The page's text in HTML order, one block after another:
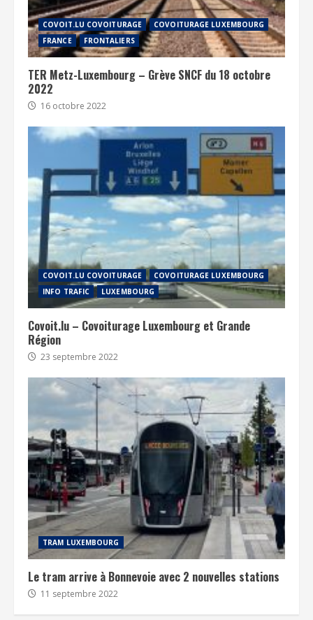
COVOIT.LU COVOITURAGE
COVOITURAGE LUXEMBOURG
FRANCE
FRONTALIERS
TER Metz-Luxembourg – Grève SNCF du 18 octobre
2022
16 octobre 2022
COVOIT.LU COVOITURAGE
COVOITURAGE LUXEMBOURG
INFO TRAFIC
LUXEMBOURG
Covoit.lu – Covoiturage Luxembourg et Grande
Région
23 septembre 2022
TRAM LUXEMBOURG
Le tram arrive à Bonnevoie avec 2 nouvelles stations
11 septembre 2022